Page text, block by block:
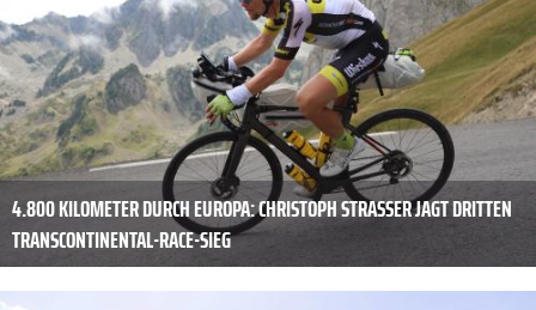
4.800 KILOMETER DURCH EUROPA: CHRISTOPH STRASSER JAGT DRITTEN
TRANSCONTINENTAL-RACE-SIEG